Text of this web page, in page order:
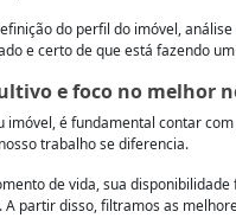
do perfil do imóvel,
e certo de que está fazendo
e foco no melhor
imóvel, é fundamental contar
trabalho se diferencia.
de vida, sua
partir disso, filtramos as